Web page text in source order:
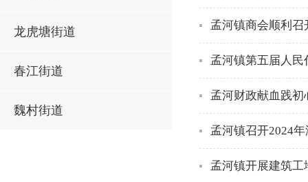
龙虎塘街道
春江街道
魏村街道
孟河镇商会顺利召
孟河镇第五届人
孟河财政献血践初
孟河镇召开2024
孟河镇开展建筑